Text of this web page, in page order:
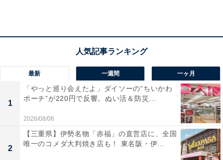
お城が描かれた貴重な浮世絵10点が展示。橋本貞秀《真柴久吉公播州姫路
城郭築之図 》（画像提供：お城EXPO実行委員会）
最新 一週間 一ヶ月
1
「やっと巡り会えたよ」ダイソーの“ちいかわ
ポーチ”が220円で反響。ぬい活＆防災...
2026/08/06
2
【三重県】伊勢名物「赤福」の直営店に、全国
唯一のコメダ大判焼き店も！ 東名阪・伊...